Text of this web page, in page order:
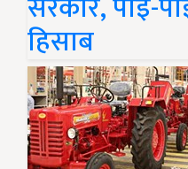
हिसाब